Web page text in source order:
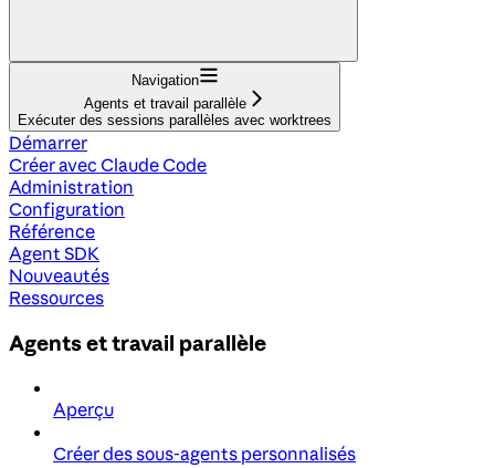
Navigation
Agents et travail parallèle
Exécuter des sessions parallèles avec worktrees
Démarrer
Créer avec Claude Code
Administration
Configuration
Référence
Agent SDK
Nouveautés
Ressources
Agents et travail parallèle
Aperçu
Créer des sous-agents personnalisés